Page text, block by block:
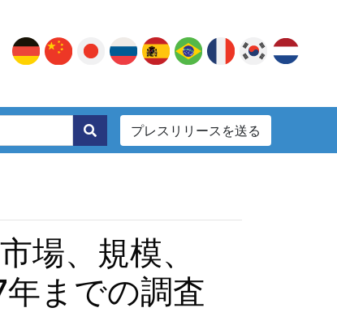
プレスリリースを送る
場、規模、
までの調査